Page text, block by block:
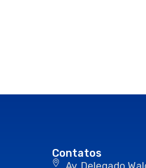
Contatos